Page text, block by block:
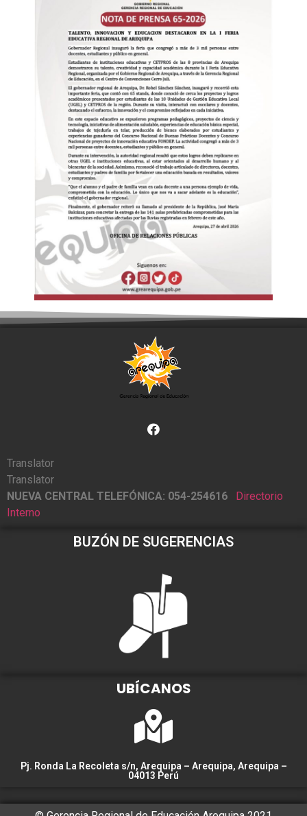
Translator
Translator
NUEVA CENTRAL TELEFÓNICA: 054-254616
Directorio
Interno
BUZÓN DE SUGERENCIAS
UBÍCANOS
Pj. Ronda La Recoleta s/n, Arequipa – Arequipa, Arequipa –
04013 Perú